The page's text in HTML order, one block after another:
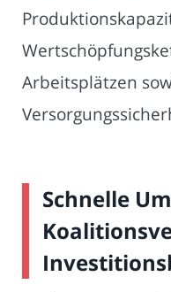
Arbeitsplätzen
Schnelle